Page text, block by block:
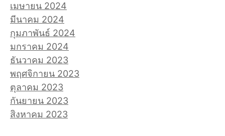
เมษายน 2024
มีนาคม 2024
กุมภาพันธ์ 2024
มกราคม 2024
ธันวาคม 2023
พฤศจิกายน 2023
ตุลาคม 2023
กันยายน 2023
สิงหาคม 2023